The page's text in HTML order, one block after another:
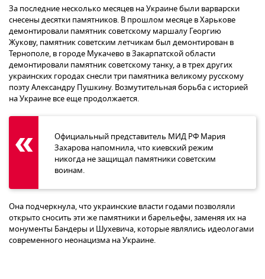
За последние несколько месяцев на Украине были варварски
снесены десятки памятников. В прошлом месяце в Харькове
демонтировали памятник советскому маршалу Георгию
Жукову, памятник советским летчикам был демонтирован в
Тернополе, в городе Мукачево в Закарпатской области
демонтировали памятник советскому танку, а в трех других
украинских городах снесли три памятника великому русскому
поэту Александру Пушкину. Возмутительная борьба с историей
на Украине все еще продолжается.
Официальный представитель МИД РФ Мария
Захарова напомнила, что киевский режим
никогда не защищал памятники советским
воинам.
Она подчеркнула, что украинские власти годами позволяли
открыто сносить эти же памятники и барельефы, заменяя их на
монументы Бандеры и Шухевича, которые являлись идеологами
современного неонацизма на Украине.